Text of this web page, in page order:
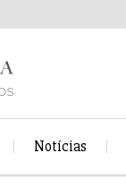
Notícias